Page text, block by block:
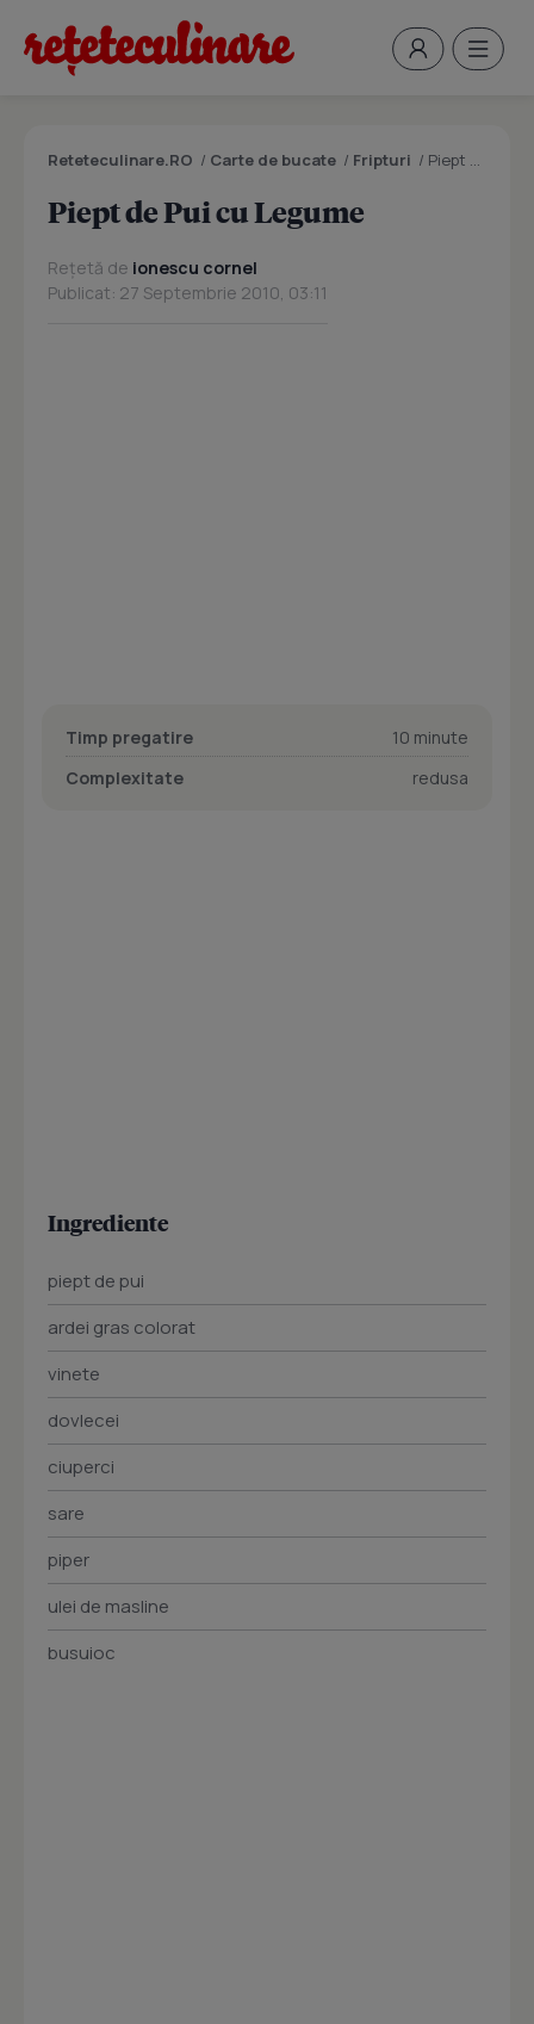
Reteteculinare.RO / Carte de bucate / Fripturi / Piept de Pui cu Legume
Piept de Pui cu Legume
Rețetă de ionescu cornel
Publicat: 27 Septembrie 2010, 03:11
Timp pregatire
10 minute
Complexitate
redusa
Ingrediente
piept de pui
ardei gras colorat
vinete
dovlecei
ciuperci
sare
piper
ulei de masline
busuioc